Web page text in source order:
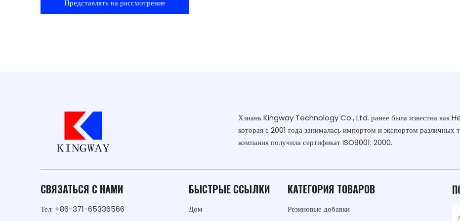
Представлять на рассмотрение
Хэнань Kingway Technology Co., Ltd. ранее была известна
которая с 2001 года занималась импортом и экспортом различных
компания получила сертификат ISO9001: 2000.
СВЯЗАТЬСЯ С НАМИ
Тел: +86-371-65336566
БЫСТРЫЕ ССЫЛКИ
Дом
КАТЕГОРИЯ ТОВАРОВ
Резиновые добавки